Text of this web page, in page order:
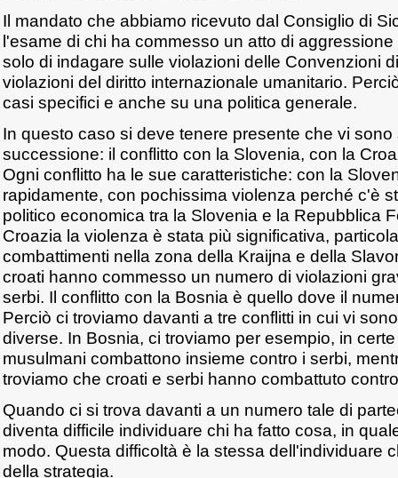
Il mandato che abbiamo ricevuto dal Consiglio di
l'esame di chi ha commesso un atto di
solo di indagare sulle violazioni delle Convenzioni
violazioni del diritto internazionale umanitario.
casi specifici e anche su una politica generale.
In questo caso si deve tenere presente che vi sono
successione: il conflitto con la Slovenia, con la
Ogni conflitto ha le sue caratteristiche: con la
rapidamente, con pochissima violenza perché c'è
politico economica tra la Slovenia e la Repubblica
Croazia la violenza è stata più significativa,
combattimenti nella zona della Kraijna e della
croati hanno commesso un numero di violazioni
serbi. Il conflitto con la Bosnia è quello dove il
Perciò ci troviamo davanti a tre conflitti in cui vi
diverse. In Bosnia, ci troviamo per esempio, in
musulmani combattono insieme contro i serbi,
troviamo che croati e serbi hanno combattuto
Quando ci si trova davanti a un numero tale di
diventa difficile individuare chi ha fatto cosa, in
modo. Questa difficoltà è la stessa dell'individuare
della strategia.